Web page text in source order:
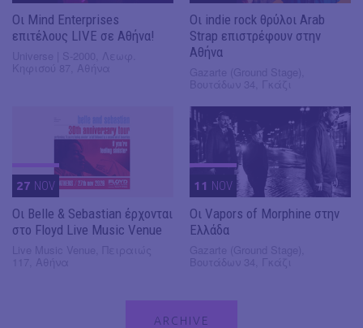
Οι Mind Enterprises
επιτέλους LIVE σε Αθήνα!
Οι indie rock θρύλοι Arab
Strap επιστρέφουν στην
Αθήνα
27 NOV
Οι Belle & Sebastian έρχονται
στο Floyd Live Music Venue
11 NOV
Οι Vapors of Morphine στην
Ελλάδα
ARCHIVE